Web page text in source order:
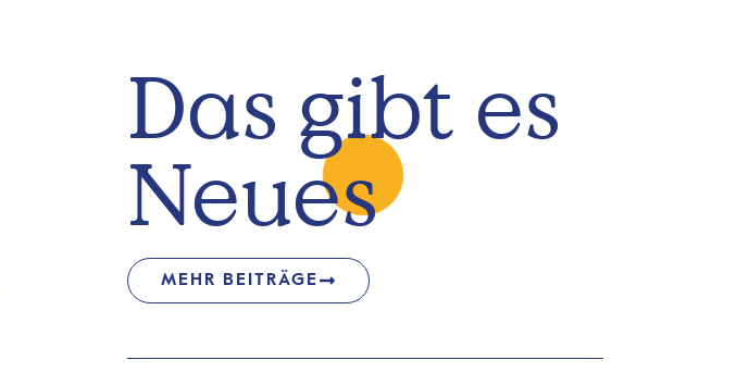
Das gibt es
Neues
MEHR BEITRÄGE